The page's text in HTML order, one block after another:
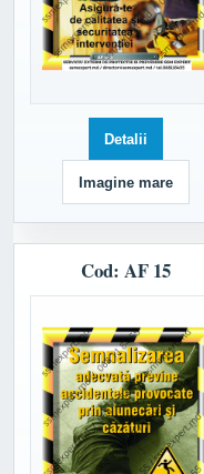
Detalii
Imagine mare
Cod: AF 15